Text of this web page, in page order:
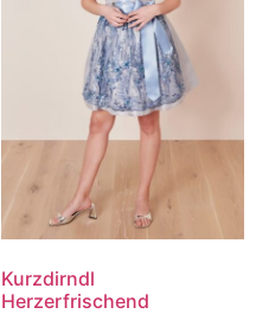
Kurzdirndl
Herzerfrischend